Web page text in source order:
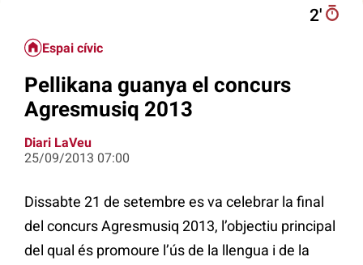
2′
Espai cívic
Pellikana guanya el concurs
Agresmusiq 2013
Diari LaVeu
25/09/2013 07:00
Dissabte 21 de setembre es va celebrar la final
del concurs Agresmusiq 2013, l’objectiu principal
del qual és promoure l’ús de la llengua i de la